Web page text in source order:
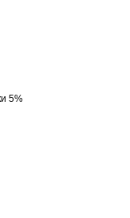
5%